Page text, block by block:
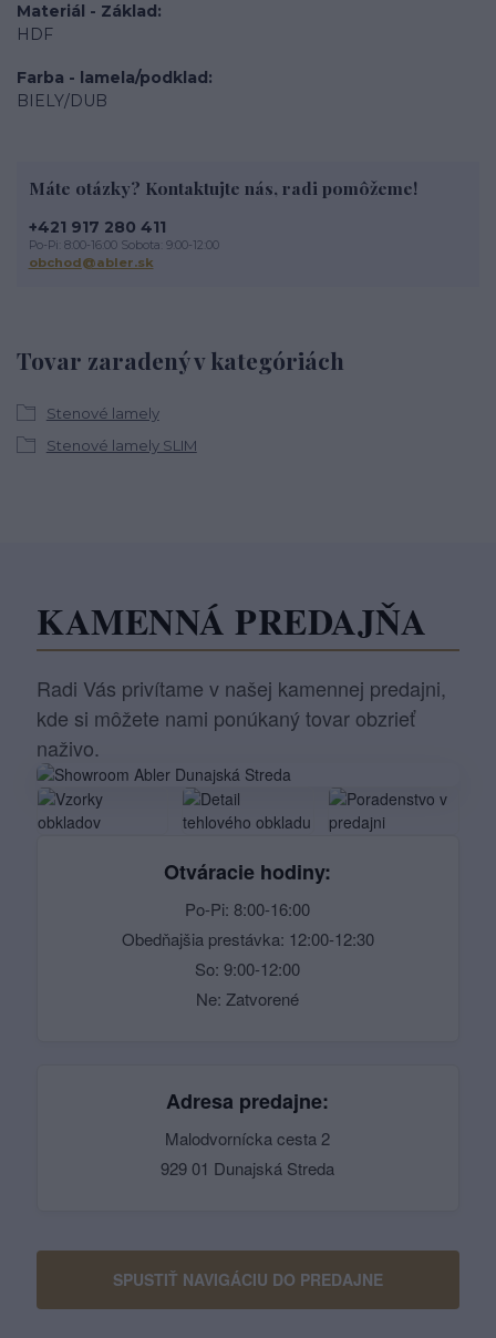
Materiál - Základ
HDF
Farba - lamela/podklad
BIELY/DUB
Tovar zaradený v kategóriách
Stenové lamely
Stenové lamely SLIM
Máte otázky? Kontaktujte nás, radi pomôžeme!
+421 917 280 411
Po-Pi: 8:00-16:00 Sobota: 9:00-12:00
obchod@abler.sk
KAMENNÁ PREDAJŇA
Radi Vás privítame v našej kamennej predajni,
kde si môžete nami ponúkaný tovar obzrieť
naživo.
Otváracie hodiny:
Po-Pi: 8:00-16:00
Obedňajšia prestávka: 12:00-12:30
So: 9:00-12:00
Ne: Zatvorené
Adresa predajne:
Malodvornícka cesta 2
929 01 Dunajská Streda
SPUSTIŤ NAVIGÁCIU DO PREDAJNE